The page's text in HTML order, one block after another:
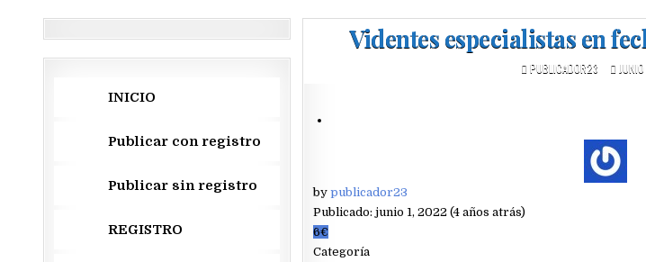
Videntes especialistas en
PUBLICADOR23
by publicador23
Publicado: junio 1, 2022 (4 años atrás)
6€
Categoría
INICIO
Publicar con registro
Publicar sin registro
REGISTRO